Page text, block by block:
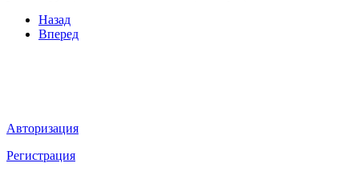
Назад
Вперед
Авторизация
Регистрация